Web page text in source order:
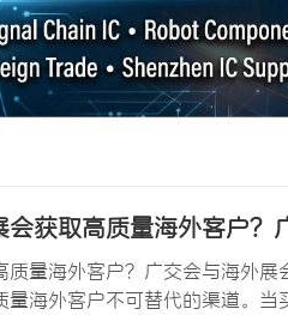
获取高质量海外客户？
量海外客户？广交会与海外
海外客户不可替代的渠道。